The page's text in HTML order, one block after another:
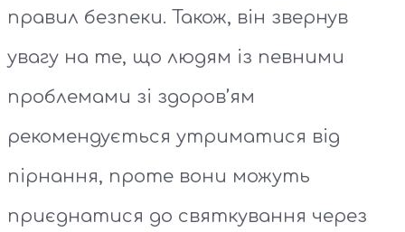
правил безпеки. Також, він звернув
увагу на те, що людям із певними
проблемами зі здоров’ям
рекомендується утриматися від
пірнання, проте вони можуть
приєднатися до святкування через